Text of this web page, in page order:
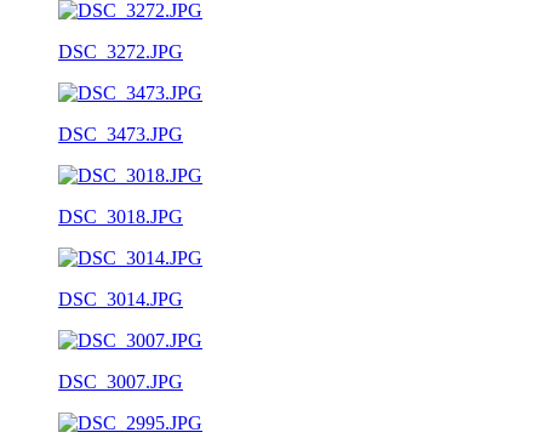
DSC_3272.JPG
DSC_3473.JPG
DSC_3018.JPG
DSC_3014.JPG
DSC_3007.JPG